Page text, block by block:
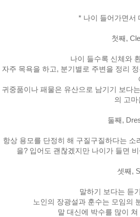
* 나이 들어가면서
첫째,
나이 들수록 신체와
자주 목욕을 하고, 분기별로 주변을 정리
귀중품이나 패물은 유산으로 남기기 보다
의 고마
둘째,
항상 용모를 단정히 해 구질구질하다는
을? 입어도 괜찮겠지만 나이가 들면
셋째,
말하기 보다는 듣
노인의 장광설과 훈수는 모임의
말 대신에 박수를 많이